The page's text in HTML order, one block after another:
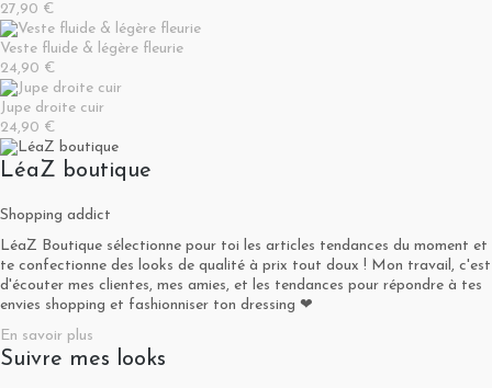
27,90 €
Veste fluide & légère fleurie
24,90 €
Jupe droite cuir
24,90 €
LéaZ boutique
Shopping addict
LéaZ Boutique sélectionne pour toi les articles tendances du moment et
te confectionne des looks de qualité à prix tout doux ! Mon travail, c'est
d'écouter mes clientes, mes amies, et les tendances pour répondre à tes
envies shopping et fashionniser ton dressing ❤
En savoir plus
Suivre mes looks